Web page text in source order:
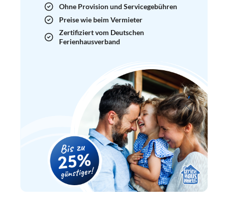
Ohne Provision und Servicegebühren
Preise wie beim Vermieter
Zertifiziert vom Deutschen
Ferienhausverband